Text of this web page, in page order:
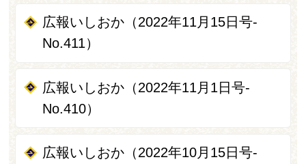
広報いしおか（2022年11月15日号-
No.411）
広報いしおか（2022年11月1日号-
No.410）
広報いしおか（2022年10月15日号-